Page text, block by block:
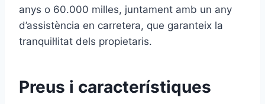
anys o 60.000 milles, juntament amb un any
d’assistència en carretera, que garanteix la
tranquil·litat dels propietaris.
Preus i característiques